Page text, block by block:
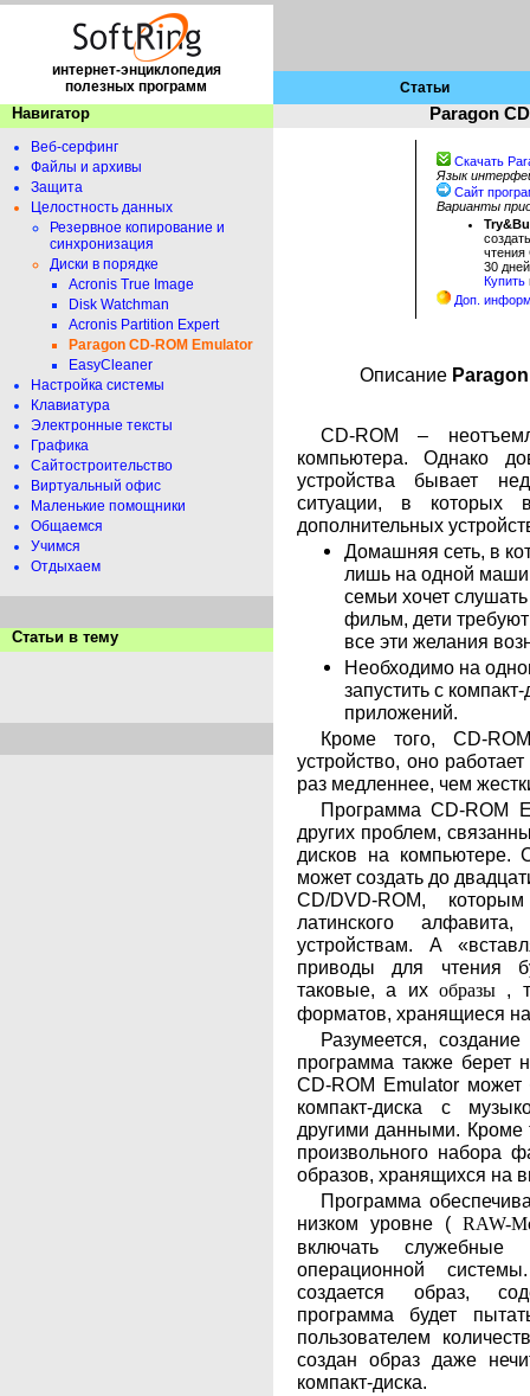
интернет-энциклопедия
полезных программ
Статьи
Навигатор
Веб-серфинг
Файлы и архивы
Защита
Целостность данных
Резервное копирование и
синхронизация
Диски в порядке
Acronis True Image
Disk Watchman
Acronis Partition Expert
Paragon CD-ROM Emulator
EasyCleaner
Настройка системы
Клавиатура
Электронные тексты
Графика
Сайтостроительство
Виртуальный офис
Маленькие помощники
Общаемся
Учимся
Отдыхаем
Статьи в тему
Paragon
Скачать
Язык
Сайт
Варианты
чтения
30
Купить
Доп.
Описание
CD-ROM –
компьютера. Однако
устройства бывает
ситуации, в которых
дополнительных
Домашняя сеть, в
лишь на одной
семьи хочет
фильм, дети
все эти желания
Необходимо на
запустить с
приложений.
Кроме того, CD-
устройство, оно
раз медленнее, чем
Программа CD-ROM
других проблем,
дисков на компьютере.
может создать до
CD/DVD-ROM,
латинского
устройствам. А
приводы для чтения
таковые, а ихобразы ,
форматов, хранящиеся
Разумеется,
программа также
CD-ROM Emulator может
компакт-диска с
другими данными. Кроме
произвольного набора
образов, хранящихся на
Программа
низком уровне (RAW-
включать
операционной
создается образ,
программа будет
пользователем
создан образ даже
компакт-диска.